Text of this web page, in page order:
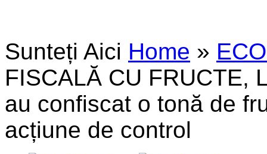
Sunteți Aici Home »
FISCALĂ CU FRUCTE,
au confiscat o tonă de
acțiune de control